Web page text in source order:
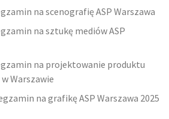
na scenografię ASP Warszawa
na sztukę mediów ASP
na projektowanie produktu
Warszawie
na grafikę ASP Warszawa 2025